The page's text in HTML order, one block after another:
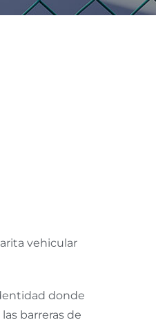
vehicular
donde
barreras de